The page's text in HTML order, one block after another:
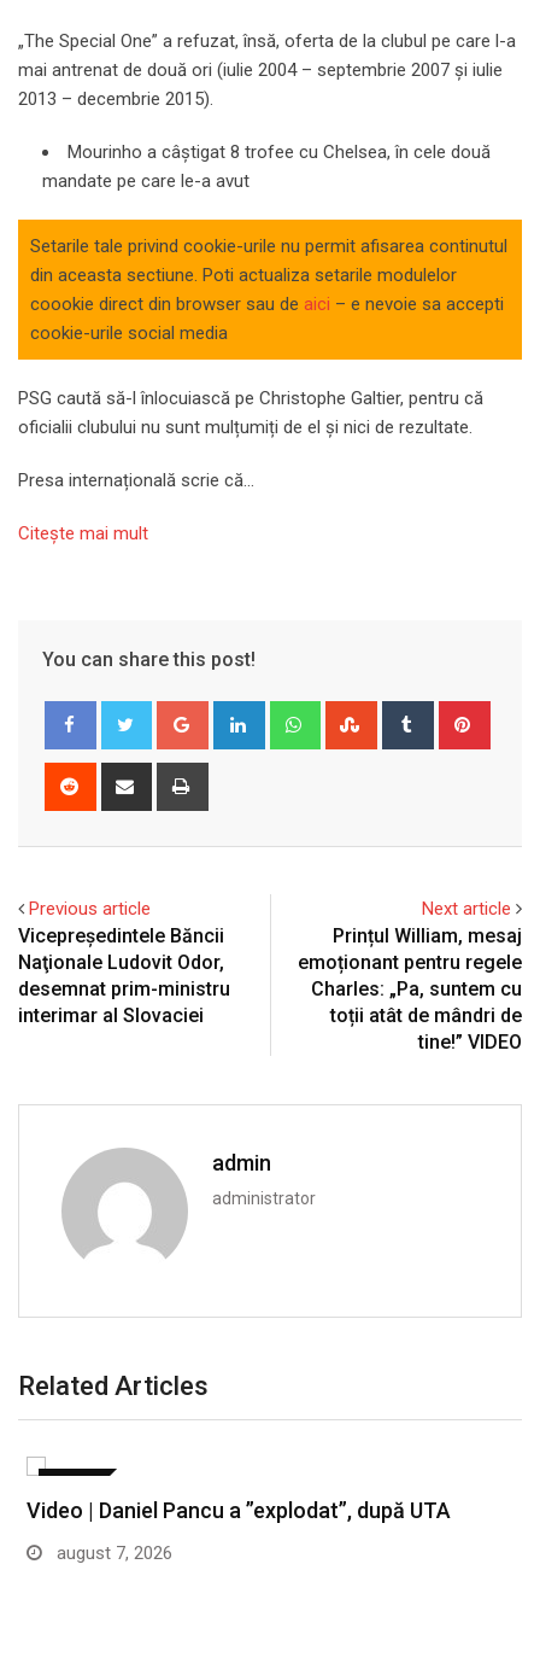
„The Special One” a refuzat, însă, oferta de la clubul pe care l-a
mai antrenat de două ori (iulie 2004 – septembrie 2007 și iulie
2013 – decembrie 2015).
Mourinho a câștigat 8 trofee cu Chelsea, în cele două
mandate pe care le-a avut
Setarile tale privind cookie-urile nu permit afisarea continutul
din aceasta sectiune. Poti actualiza setarile modulelor
coookie direct din browser sau de aici – e nevoie sa accepti
cookie-urile social media
PSG caută să-l înlocuiască pe Christophe Galtier, pentru că
oficialii clubului nu sunt mulțumiți de el și nici de rezultate.
Presa internațională scrie că…
Citeşte mai mult
You can share this post!
Google+ LinkedIn WhatsappStumbleUpon
Tumblr
Reddit
Share
Previous article
Vicepreşedintele Băncii
Naţionale Ludovit Odor,
desemnat prim-ministru
interimar al Slovaciei
Next article
Prințul William, mesaj
emoționant pentru regele
Charles: „Pa, suntem cu
toții atât de mândri de
tine!” VIDEO
admin
administrator
Related Articles
Video | Daniel Pancu a ”explodat”, după UTA
august 7, 2026